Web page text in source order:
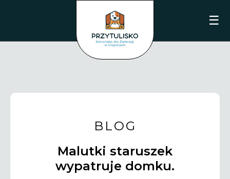
☰
BLOG
Malutki staruszek
wypatruje domku.